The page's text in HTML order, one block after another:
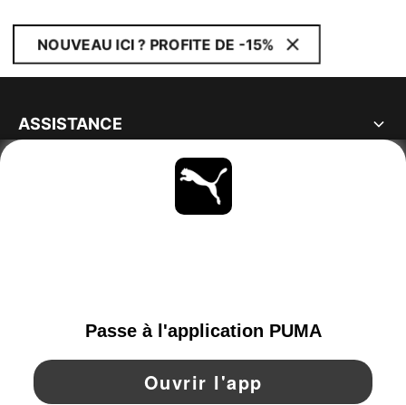
NOUVEAU ICI ? PROFITE DE -15%
ASSISTANCE
YouTube Twitter Pinterest